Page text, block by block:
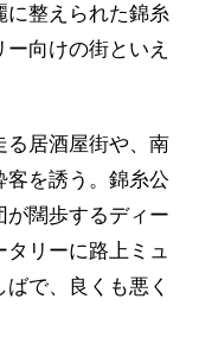
に整えられた錦糸
向けの街といえ
る居酒屋街や、南
を誘う。錦糸公
が闊歩するディー
リーに路上ミュ
で、良くも悪く